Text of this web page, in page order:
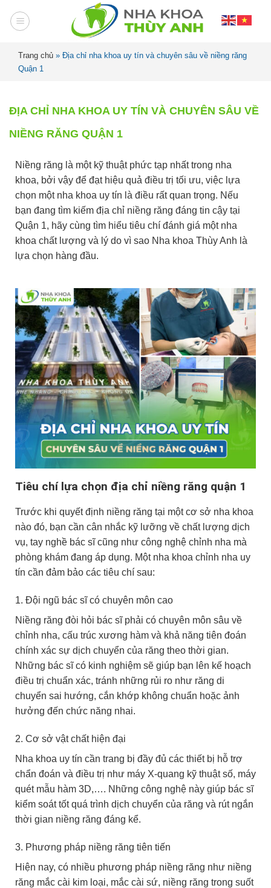
Trang chủ » Địa chỉ nha khoa uy tín và chuyên sâu về niềng răng
Quận 1
ĐỊA CHỈ NHA KHOA UY TÍN VÀ CHUYÊN SÂU VỀ
NIỀNG RĂNG QUẬN 1
Niềng răng là một kỹ thuật phức tạp nhất trong nha
khoa, bởi vậy để đạt hiệu quả điều trị tối ưu, việc lựa
chọn một nha khoa uy tín là điều rất quan trọng. Nếu
bạn đang tìm kiếm địa chỉ niềng răng đáng tin cậy tại
Quận 1, hãy cùng tìm hiểu tiêu chí đánh giá một nha
khoa chất lượng và lý do vì sao Nha khoa Thùy Anh là
lựa chọn hàng đầu.
Tiêu chí lựa chọn địa chỉ niềng răng quận 1
Trước khi quyết định niềng răng tại một cơ sở nha khoa
nào đó, bạn cần cân nhắc kỹ lưỡng về chất lượng dịch
vụ, tay nghề bác sĩ cũng như công nghệ chỉnh nha mà
phòng khám đang áp dụng. Một nha khoa chỉnh nha uy
tín cần đảm bảo các tiêu chí sau:
1. Đội ngũ bác sĩ có chuyên môn cao
Niềng răng đòi hỏi bác sĩ phải có chuyên môn sâu về
chỉnh nha, cấu trúc xương hàm và khả năng tiên đoán
chính xác sự dịch chuyển của răng theo thời gian.
Những bác sĩ có kinh nghiệm sẽ giúp bạn lên kế hoạch
điều trị chuẩn xác, tránh những rủi ro như răng di
chuyển sai hướng, cắn khớp không chuẩn hoặc ảnh
hưởng đến chức năng nhai.
2. Cơ sở vật chất hiện đại
Nha khoa uy tín cần trang bị đầy đủ các thiết bị hỗ trợ
chẩn đoán và điều trị như máy X-quang kỹ thuật số, máy
quét mẫu hàm 3D,…. Những công nghệ này giúp bác sĩ
kiểm soát tốt quá trình dịch chuyển của răng và rút ngắn
thời gian niềng răng đáng kể.
3. Phương pháp niềng răng tiên tiến
Hiện nay, có nhiều phương pháp niềng răng như niềng
răng mắc cài kim loại, mắc cài sứ, niềng răng trong suốt